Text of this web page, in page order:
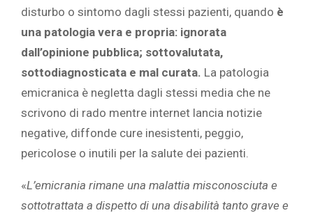
disturbo o sintomo dagli stessi pazienti, quando è
una patologia vera e propria: ignorata
dall’opinione pubblica; sottovalutata,
sottodiagnosticata e mal curata. La patologia
emicranica è negletta dagli stessi media che ne
scrivono di rado mentre internet lancia notizie
negative, diffonde cure inesistenti, peggio,
pericolose o inutili per la salute dei pazienti.
«L’emicrania rimane una malattia misconosciuta e
sottotrattata a dispetto di una disabilità tanto grave e